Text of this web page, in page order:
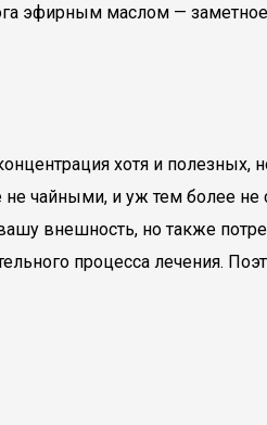
эфирным маслом —
хотя и
не чайными, и уж тем более
внешность, но также
процесса лечения.